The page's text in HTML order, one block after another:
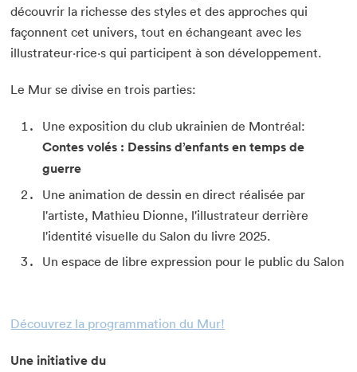
découvrir la richesse des styles et des approches qui
façonnent cet univers, tout en échangeant avec les
illustrateur·rice·s qui participent à son développement.
Le Mur se divise en trois parties:
Une exposition du club ukrainien de Montréal:
Contes volés : Dessins d’enfants en temps de
guerre
Une animation de dessin en direct réalisée par
l'artiste, Mathieu Dionne, l'illustrateur derrière
l'identité visuelle du Salon du livre 2025.
Un espace de libre expression pour le public du Salon
Découvrez la programmation du Mur!
Une initiative du